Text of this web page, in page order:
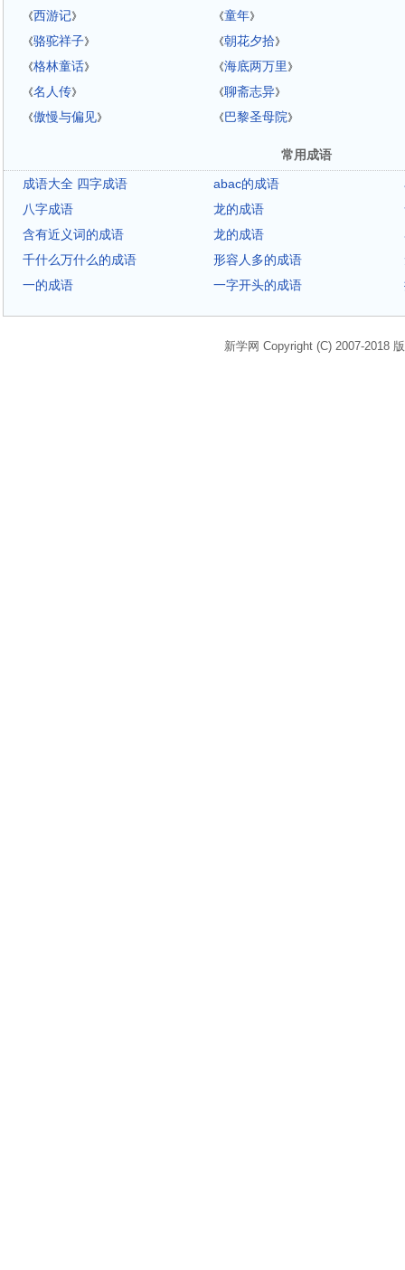
《西游记》 《童年》
《骆驼祥子》 《朝花夕拾》
《格林童话》 《海底两万里 》
《名人传》 《聊斋志异》
《傲慢与偏见》 《巴黎圣母院》
常用成语
成语大全 四字成语
abac的成语
八字成语
龙的成语
含有近义词的成语
龙的成语
千什么万什么的成语
形容人多的成语
一的成语
一字开头的成语
新学网 Copyright (C) 2007-2018